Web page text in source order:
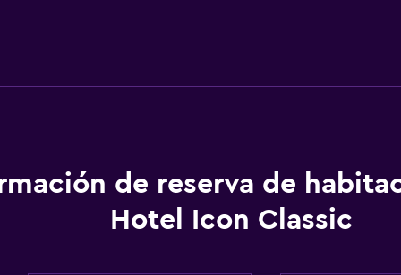
de reserva de
Hotel Icon Classic